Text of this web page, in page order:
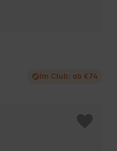
Im Club: ab €74